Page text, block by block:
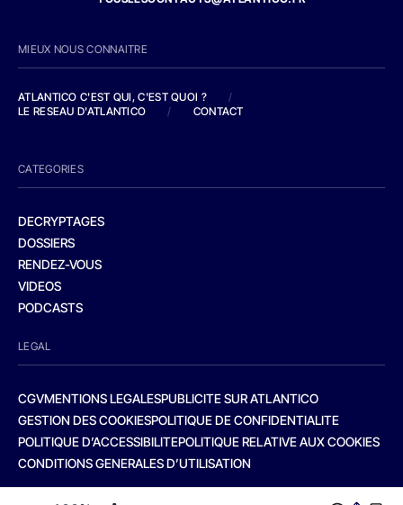
MIEUX NOUS CONNAITRE
ATLANTICO C'EST QUI, C'EST QUOI ?
/
LE RESEAU D'ATLANTICO
/ CONTACT
CATEGORIES
DECRYPTAGES
DOSSIERS
RENDEZ-VOUS
VIDEOS
PODCASTS
LEGAL
CGVMENTIONS LEGALESPUBLICITE SUR ATLANTICO
GESTION DES COOKIESPOLITIQUE DE CONFIDENTIALITE
POLITIQUE D’ACCESSIBILITEPOLITIQUE RELATIVE AUX COOKIES
CONDITIONS GENERALES D’UTILISATION